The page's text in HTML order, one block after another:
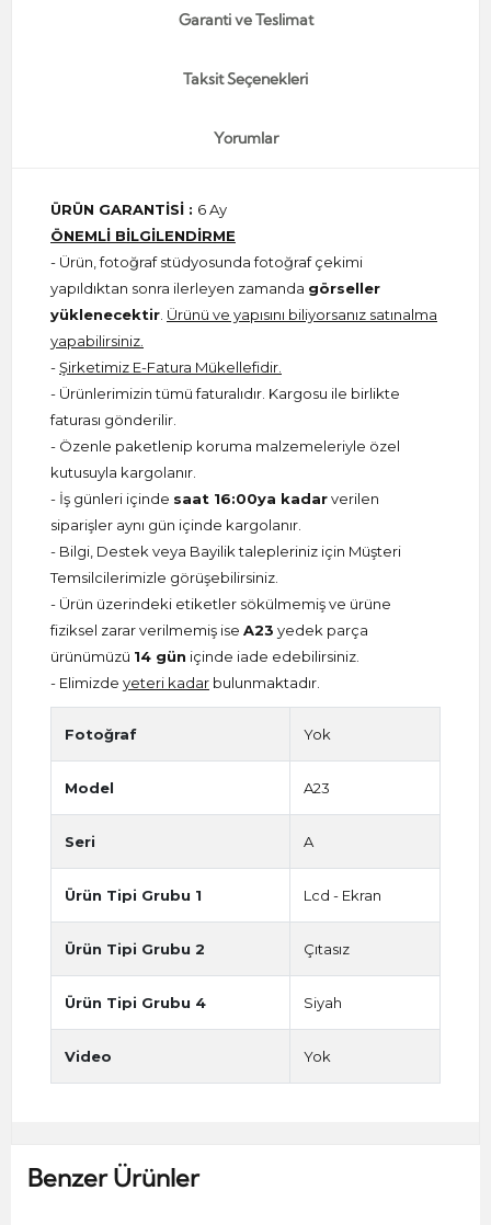
Garanti ve Teslimat
Taksit Seçenekleri
Yorumlar
ÜRÜN GARANTİSİ : 6 Ay
ÖNEMLİ BİLGİLENDİRME
- Ürün, fotoğraf stüdyosunda fotoğraf çekimi
yapıldıktan sonra ilerleyen zamanda görseller
yüklenecektir Ürünü ve yapısını biliyorsanız satınalma
yapabilirsiniz.
-Şirketimiz E-Fatura Mükellefidir.
- Ürünlerimizin tümü faturalıdır. Kargosu ile birlikte
faturası gönderilir.
- Özenle paketlenip koruma malzemeleriyle özel
kutusuyla kargolanır.
- İş günleri içinde saat 16:00ya kadarverilen
siparişler aynı gün içinde kargolanır.
- Bilgi, Destek veya Bayilik talepleriniz için Müşteri
Temsilcilerimizle görüşebilirsiniz.
- Ürün üzerindeki etiketler sökülmemiş ve ürüne
fiziksel zarar verilmemiş ise A23 yedek parça
ürünümüzü 14 gün içinde iade edebilirsiniz.
- Elimizde yeteri kadar bulunmaktadır.
Fotoğraf Yok
Model A23
Seri A
Ürün Tipi Grubu 1 Lcd - Ekran
Ürün Tipi Grubu 2 Çıtasız
Ürün Tipi Grubu 4 Siyah
Video Yok
Benzer Ürünler